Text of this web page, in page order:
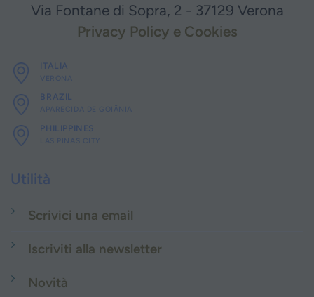
Via Fontane di Sopra, 2 - 37129 Verona
Privacy Policy e Cookies
ITALIA
VERONA
BRAZIL
APARECIDA DE GOIÂNIA
PHILIPPINES
LAS PINAS CITY
Utilità
Scrivici una email
Iscriviti alla newsletter
Novità